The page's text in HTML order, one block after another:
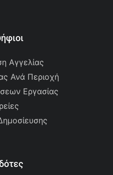
Αγγελίας
Ανά Περιοχή
Εργασίας